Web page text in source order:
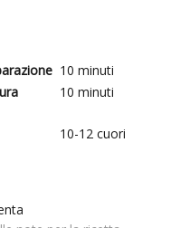
10 minuti
10 minuti
10-12 cuori